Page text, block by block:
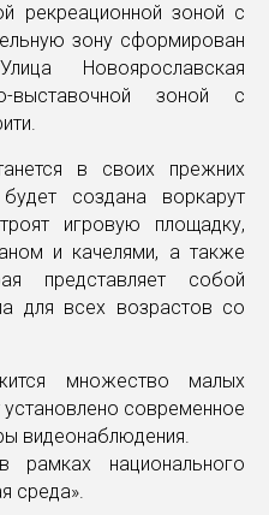
рекреационной зоной с
зону сформирован
Новоярославская
выставочной зоной с
в своих прежних
создана воркарут
игровую площадку,
и качелями, а также
представляет собой
для всех возрастов со
множество малых
современное
видеонаблюдения.
национального
среда».